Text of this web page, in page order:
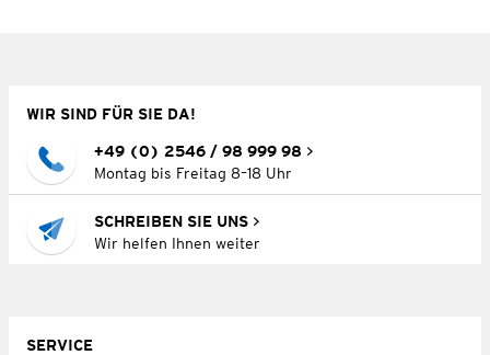
WIR SIND FÜR SIE DA!
+49 (0) 2546 / 98 999 98
Montag bis Freitag 8–18 Uhr
SCHREIBEN SIE UNS
Wir helfen Ihnen weiter
SERVICE